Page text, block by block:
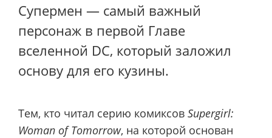
Супермен — самый важный
персонаж в первой Главе
вселенной DC, который заложил
основу для его кузины.
Тем, кто читал серию комиксов Supergirl:
Woman of Tomorrow, на которой основан